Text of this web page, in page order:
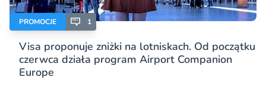
PROMOCJE 1
Visa proponuje zniżki na lotniskach. Od początku
czerwca działa program Airport Companion
Europe